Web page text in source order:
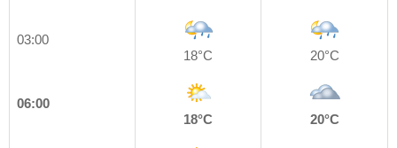
03:00
18°C
20°C
06:00
18°C
20°C